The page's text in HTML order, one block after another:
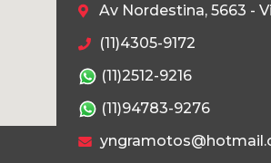
Av Nordestina, 5663 -
(11)4305-9172
(11)2512-9216
(11)94783-9276